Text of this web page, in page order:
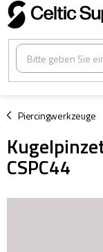
Zum
Inhalt
springen
Piercingwerkzeuge
/
CSPC44